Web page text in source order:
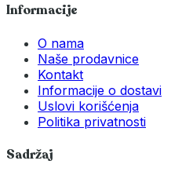
Informacije
O nama
Naše prodavnice
Kontakt
Informacije o dostavi
Uslovi korišćenja
Politika privatnosti
Sadržaj